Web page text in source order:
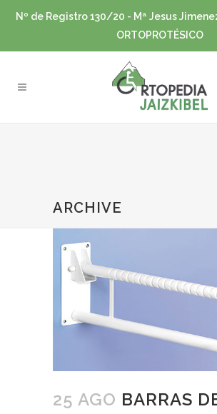
Nº de Registro 130/20 - Mª Jesus
ORTOPROTÉSICO
ARCHIVE
25 AGO BARRAS